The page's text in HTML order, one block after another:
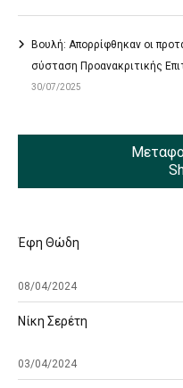
Βουλή: Απορρίφθηκαν οι
σύσταση Προανακριτικής
30/07/2025
Έφη Θώδη
08/04/2024
Νίκη Σερέτη
03/04/2024